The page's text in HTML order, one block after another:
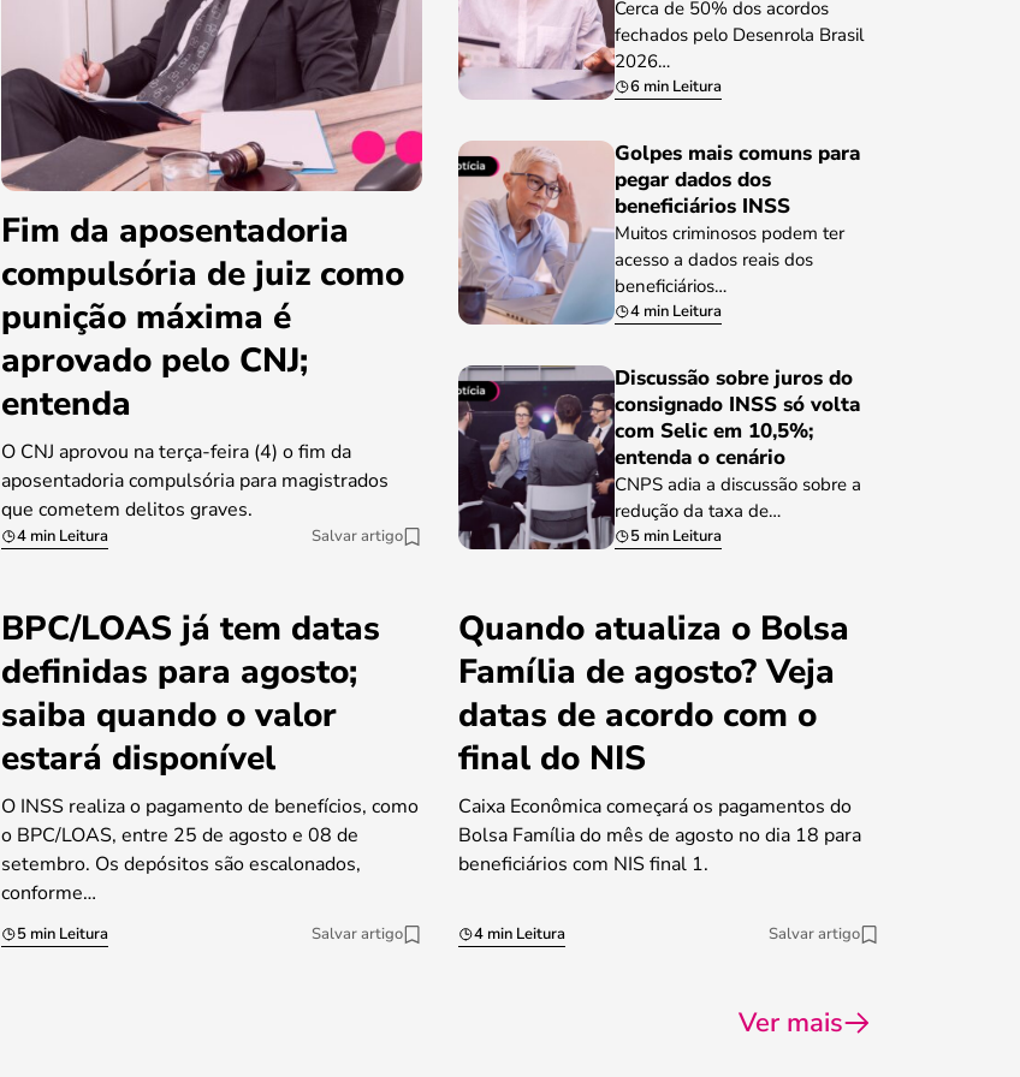
Fim da aposentadoria
compulsória de juiz como
punição máxima é
aprovado pelo CNJ;
entenda
O CNJ aprovou na terça-feira (4) o fim da
aposentadoria compulsória para magistrados
que cometem delitos graves.
4 min Leitura Salvar artigo
Cerca de 50% dos acordos
fechados pelo Desenrola Brasil
2026…
6 min Leitura
Golpes mais comuns para
pegar dados dos
beneficiários INSS
Muitos criminosos podem ter
acesso a dados reais dos
beneficiários…
4 min Leitura
Discussão sobre juros do
consignado INSS só volta
com Selic em 10,5%;
entenda o cenário
CNPS adia a discussão sobre a
redução da taxa de…
5 min Leitura
BPC/LOAS já tem datas
definidas para agosto;
saiba quando o valor
estará disponível
O INSS realiza o pagamento de benefícios, como
o BPC/LOAS, entre 25 de agosto e 08 de
setembro. Os depósitos são escalonados,
conforme…
5 min Leitura Salvar artigo
Quando atualiza o Bolsa
Família de agosto? Veja
datas de acordo com o
final do NIS
Caixa Econômica começará os pagamentos do
Bolsa Família do mês de agosto no dia 18 para
beneficiários com NIS final 1.
4 min Leitura Salvar artigo
Ver mais